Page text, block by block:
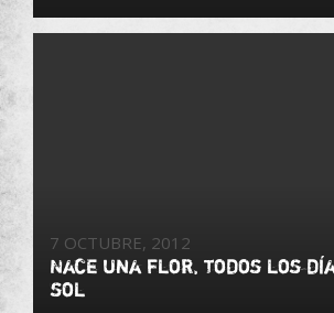
7 OCTUBRE, 2012
Nace una flor, todos los
sol